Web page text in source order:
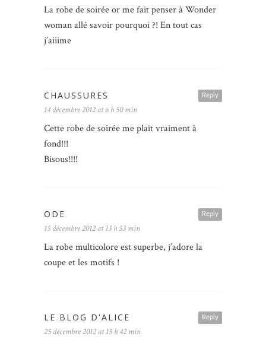
La robe de soirée or me fait penser à Wonder
woman allé savoir pourquoi ?! En tout cas
j’aiiime
Reply
CHAUSSURES
14 décembre 2012 at 6 h 50 min
Cette robe de soirée me plaît vraiment à
fond!!!
Bisous!!!!
Reply
ODE
15 décembre 2012 at 13 h 53 min
La robe multicolore est superbe, j’adore la
coupe et les motifs !
Reply
LE BLOG D'ALICE
25 décembre 2012 at 15 h 42 min